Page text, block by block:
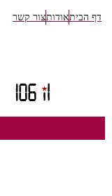
דף הביתאודותצור קשר